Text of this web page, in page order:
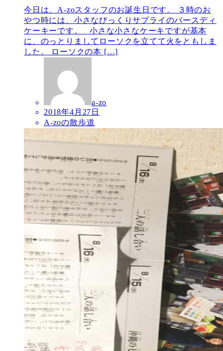
今日は、A-zoスタッフのお誕生日です。 ３時のお
やつ時には、小さなびっくりサプライのバースディ
ケーキーです。 小さな小さなケーキですが基本
に、のっとりましてローソクを立てて火をともしま
した。 ローソクの本 […]
a-zo
2018年4月27日
A-zoの散歩道